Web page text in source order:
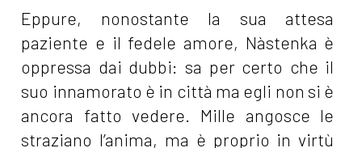
Eppure, nonostante la sua attesa
paziente e il fedele amore, Nàstenka è
oppressa dai dubbi: sa per certo che il
suo innamorato è in città ma egli non si è
ancora fatto vedere. Mille angosce le
straziano l’anima, ma è proprio in virtù